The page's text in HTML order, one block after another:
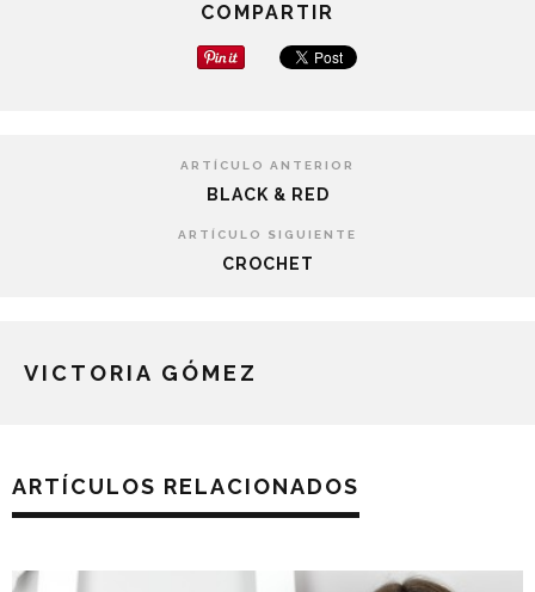
COMPARTIR
ARTÍCULO ANTERIOR
BLACK & RED
ARTÍCULO SIGUIENTE
CROCHET
VICTORIA GÓMEZ
ARTÍCULOS RELACIONADOS